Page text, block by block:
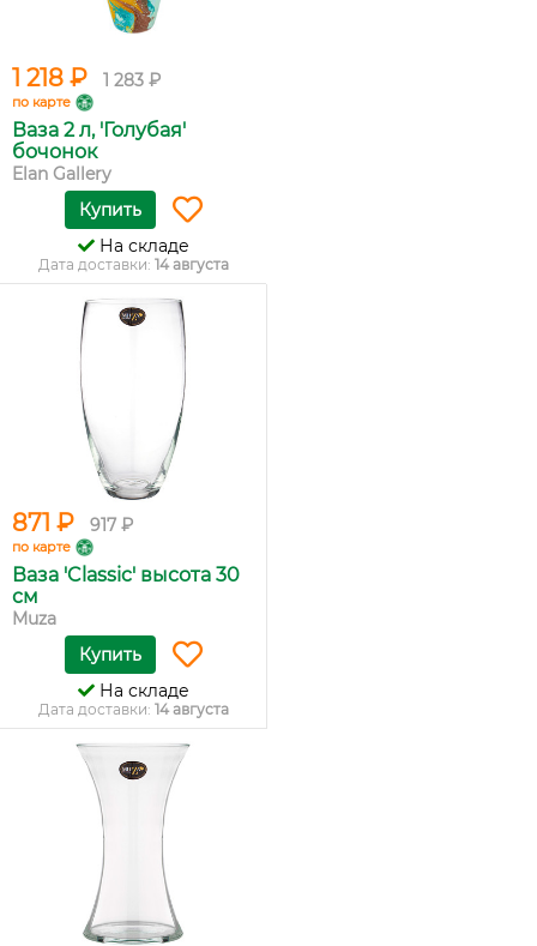
1 218 ₽ 1 283 ₽
по карте
Ваза 2 л, 'Голубая'
бочонок
Elan Gallery
Купить
На складе
Дата доставки: 14 августа
871 ₽ 917 ₽
по карте
Ваза 'Classic' высота 30
см
Muza
Купить
На складе
Дата доставки: 14 августа